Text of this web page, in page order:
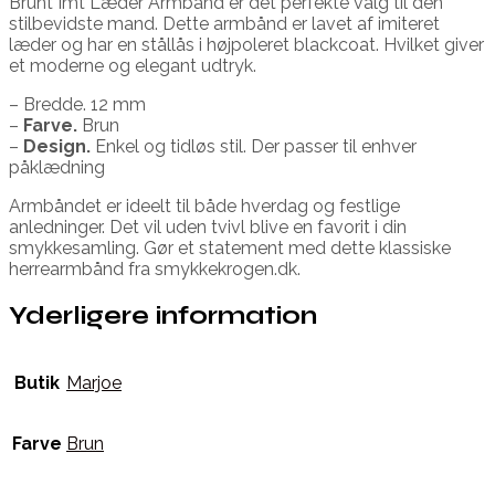
stilbevidste mand. Dette armbånd er lavet af imiteret
læder og har en stållås i højpoleret blackcoat. Hvilket giver
et moderne og elegant udtryk.
– Bredde. 12 mm
– Farve. Brun
– Design. Enkel og tidløs stil. Der passer til enhver
påklædning
Armbåndet er ideelt til både hverdag og festlige
anledninger. Det vil uden tvivl blive en favorit i din
smykkesamling. Gør et statement med dette klassiske
herrearmbånd fra smykkekrogen.dk.
Yderligere information
Butik Marjoe
Farve Brun